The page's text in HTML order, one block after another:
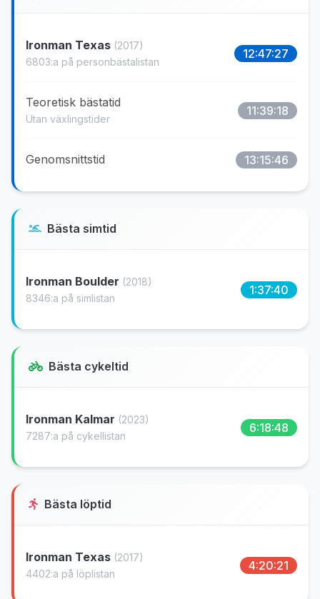
Ironman Texas (2017)
6803:a på personbästalistan
12:47:27
Teoretisk bästatid
Utan växlingstider
11:39:18
Genomsnittstid 13:15:46
Bästa simtid
Ironman Boulder (2018)
8346:a på simlistan
1:37:40
Bästa cykeltid
Ironman Kalmar (2023)
7287:a på cykellistan
6:18:48
Bästa löptid
Ironman Texas (2017)
4402:a på löplistan
4:20:21